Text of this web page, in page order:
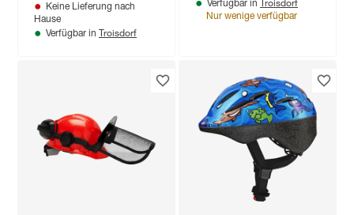
Keine Lieferung nach
Hause
Verfügbar in Troisdorf
Verfügbar in
Nur wenige verfügbar